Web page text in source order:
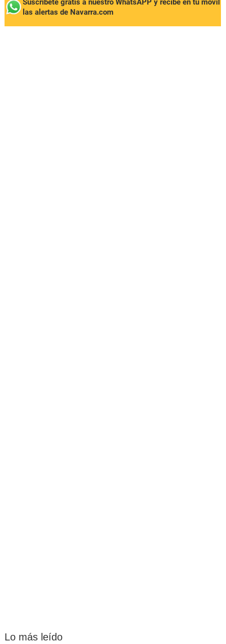
Suscríbete gratis a nuestro WhatsAPP y recibe en tu móvil
las alertas de Navarra.com
Lo más leído